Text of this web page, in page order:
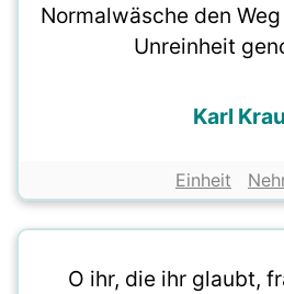
Normalwäsche den
Unreinheit
Karl
Einheit
O ihr, die ihr glaubt,